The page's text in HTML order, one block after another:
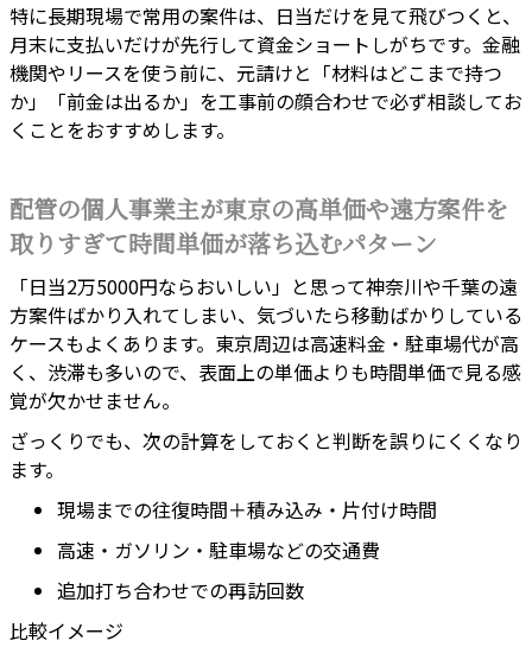
特に長期現場で常用の案件は、日当だけを見て飛びつくと、
月末に支払いだけが先行して資金ショートしがちです。金融
機関やリースを使う前に、元請けと「材料はどこまで持つ
か」「前金は出るか」を工事前の顔合わせで必ず相談してお
くことをおすすめします。
配管の個人事業主が東京の高単価や遠方案件を
取りすぎて時間単価が落ち込むパターン
「日当2万5000円ならおいしい」と思って神奈川や千葉の遠
方案件ばかり入れてしまい、気づいたら移動ばかりしている
ケースもよくあります。東京周辺は高速料金・駐車場代が高
く、渋滞も多いので、表面上の単価よりも時間単価で見る感
覚が欠かせません。
ざっくりでも、次の計算をしておくと判断を誤りにくくなり
ます。
現場までの往復時間＋積み込み・片付け時間
高速・ガソリン・駐車場などの交通費
追加打ち合わせでの再訪回数
比較イメージ